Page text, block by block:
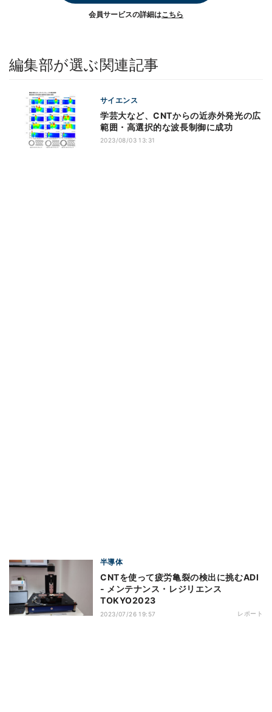
会員サービスの詳細はこちら
編集部が選ぶ関連記事
サイエンス
学芸大など、CNTからの近赤外発光の広
範囲・高選択的な波長制御に成功
2023/08/03 13:31
半導体
CNTを使って疲労亀裂の検出に挑むADI
- メンテナンス・レジリエンス
TOKYO2023
2023/07/26 19:57 レポート